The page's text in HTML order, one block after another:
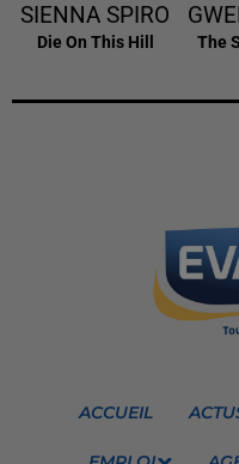
SIENNA SPIRO
Die On This Hill The
ACCUEIL